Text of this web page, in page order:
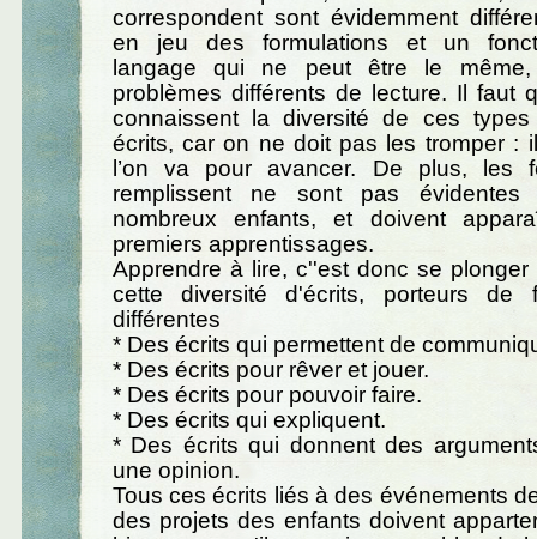
correspondent sont évidemment
en jeu des formulations et un
langage qui ne peut être le
problèmes différents de lecture. Il faut
connaissent la diversité de ces
écrits, car on ne doit pas les tromper :
l’on va pour avancer. De plus, les
remplissent ne sont pas
nombreux enfants, et doivent
premiers apprentissages.
Apprendre à lire, c''est donc se plonger
cette diversité d'écrits, porteurs de
différentes
* Des écrits qui permettent de
* Des écrits pour rêver et jouer.
* Des écrits pour pouvoir faire.
* Des écrits qui expliquent.
* Des écrits qui donnent des
une opinion.
Tous ces écrits liés à des événements
des projets des enfants doivent